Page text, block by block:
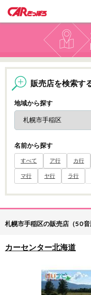
販売店を検索す
地域から探す
名前から探す
すべて ア行 カ行
マ行 ヤ行 ラ行
札幌市手稲区の販売店（50
カーセンター北海道